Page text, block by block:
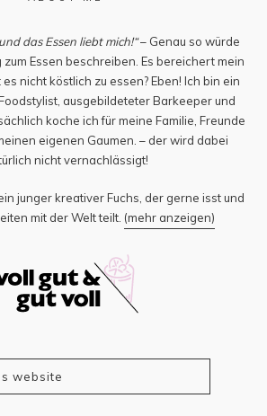
das Essen liebt mich!“– Genau so würde
Essen beschreiben. Es bereichert mein
nicht köstlich zu essen? Eben! Ich bin ein
ausgebildeteter Barkeeper und
koche ich für meine Familie, Freunde
eigenen Gaumen. – der wird dabei
nicht vernachlässigt!
junger kreativer Fuchs, der gerne isst und
mit der Welt teilt. (mehr anzeigen)